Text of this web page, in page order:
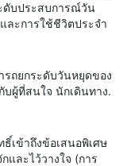
ดับประสบการณ์วัน
ะการใช้ชีวิตประจำ
รถยกระดับวันหยุดของ
บผู้ที่สนใจ นักเดินทาง.
เข้าถึงข้อเสนอพิเศษ
และไว้วางใจ (การ